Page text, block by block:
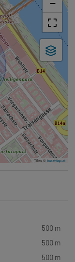
−
Tiles ©basemap.at
500 m
500 m
500 m